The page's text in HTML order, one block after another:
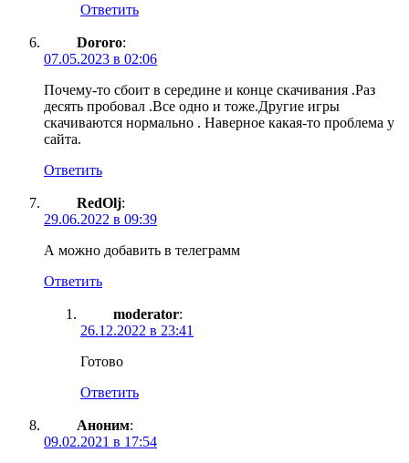
Ответить
Dororo:
07.05.2023 в 02:06
Почему-то сбоит в середине и конце скачивания .Раз
десять пробовал .Все одно и тоже.Другие игры
скачиваются нормально . Наверное какая-то проблема у
сайта.
Ответить
RedOlj:
29.06.2022 в 09:39
А можно добавить в телеграмм
Ответить
moderator:
26.12.2022 в 23:41
Готово
Ответить
Аноним:
09.02.2021 в 17:54